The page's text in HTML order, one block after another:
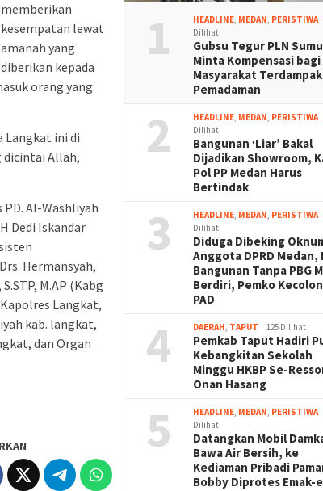
memberikan
kesempatan lewat
amanah yang
diberikan kepada
orang yang
Langkat ini di
dicintai Allah,
Al-Washliyah
Dedi Iskandar
Hermansyah,
M.AP (Kabg
Langkat,
kab. langkat,
dan Organ
1 HEADLINE, MEDAN, PERISTIWA
Dilihat
Gubsu Tegur PLN
Minta Kompensasi bagi
Masyarakat Terdampak
Pemadaman
2 HEADLINE, MEDAN, PERISTIWA
Dilihat
Bangunan ‘Liar’ Bakal
Dijadikan Showroom,
Pol PP Medan Harus
Bertindak
3 HEADLINE, MEDAN, PERISTIWA
Dilihat
Diduga Dibeking
Anggota DPRD Medan,
Bangunan Tanpa PBG
Berdiri, Pemko
PAD
4 DAERAH, TAPUT 125 Dilihat
Pemkab Taput Hadiri
Kebangkitan Sekolah
Minggu HKBP Se-
Onan Hasang
5 HEADLINE, MEDAN, PERISTIWA
Dilihat
Datangkan Mobil
Bawa Air Bersih, ke
Kediaman Pribadi
Bobby Diprotes Emak-